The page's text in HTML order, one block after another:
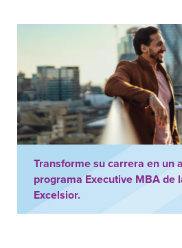
Transforme su carrera en un
programa Executive MBA de
Excelsior.